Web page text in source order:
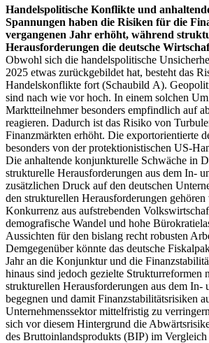
Handelspolitische Konflikte und
Spannungen haben die Risiken für die
vergangenen Jahr erhöht, während
Herausforderungen die deutsche
Obwohl sich die handelspolitische
2025 etwas zurückgebildet hat, besteht das
Handelskonflikte fort (Schaubild A).
sind nach wie vor hoch. In einem solchen
Marktteilnehmer besonders empfindlich auf
reagieren. Dadurch ist das Risiko von
Finanzmärkten erhöht. Die exportorientierte
besonders von der protektionistischen US-
Die anhaltende konjunkturelle Schwäche in
strukturelle Herausforderungen aus dem In-
zusätzlichen Druck auf den deutschen
den strukturellen Herausforderungen gehören
Konkurrenz aus aufstrebenden
demografische Wandel und hohe
Aussichten für den bislang recht robusten
Demgegenüber könnte das deutsche
Jahr an die Konjunktur und die
hinaus sind jedoch gezielte Strukturreformen
strukturellen Herausforderungen aus dem In-
begegnen und damit Finanzstabilitätsrisiken
Unternehmenssektor mittelfristig zu
sich vor diesem Hintergrund die
des Bruttoinlandsprodukts (BIP) im